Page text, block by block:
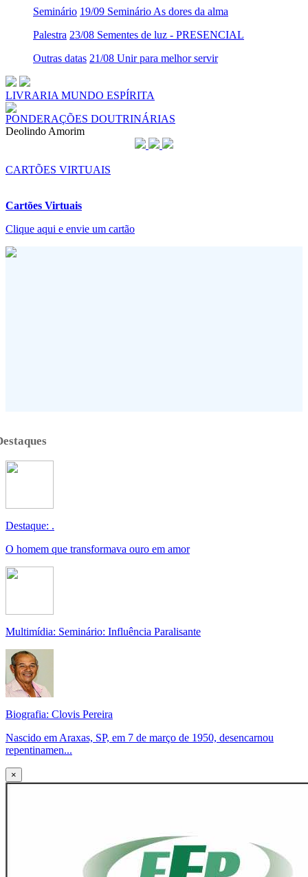
Seminário 19/09 Seminário As dores da alma
Palestra 23/08 Sementes de luz - PRESENCIAL
Outras datas 21/08 Unir para melhor servir
LIVRARIA MUNDO ESPÍRITA
PONDERAÇÕES DOUTRINÁRIAS
Deolindo Amorim
CARTÕES VIRTUAIS
Cartões Virtuais
Clique aqui e envie um cartão
Destaque: .
O homem que transformava ouro em amor
Multimídia: Seminário: Influência Paralisante
Biografia: Clovis Pereira
Nascido em Araxas, SP, em 7 de março de 1950, desencarnou
repentinamen...
×